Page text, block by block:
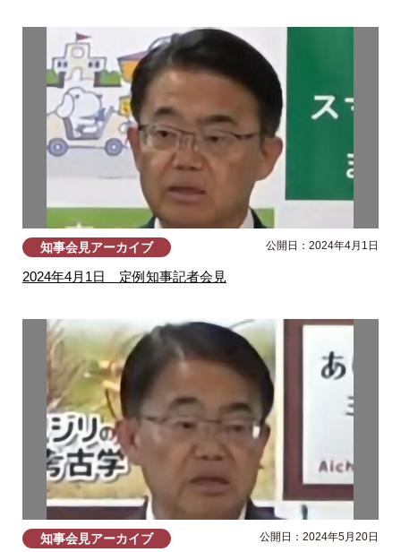
知事会見アーカイブ 公開日：2024年4月1日
2024年4月1日 定例知事記者会見
知事会見アーカイブ 公開日：2024年5月20日